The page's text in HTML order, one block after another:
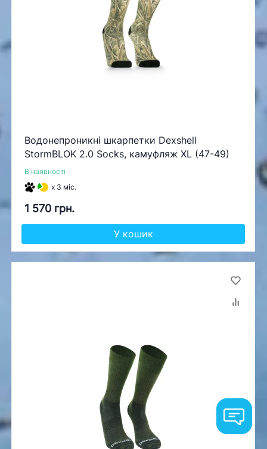
Водонепроникні шкарпетки Dexshell
StormBLOK 2.0 Socks, камуфляж XL (47-49)
В наявності
x 3 міс.
1 570 грн.
У кошик